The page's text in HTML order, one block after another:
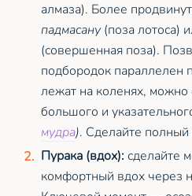
алмаза). Более
падмасану(поза лотоса)
(совершенная поза).
подбородок параллелен
лежат на коленях, можно
большого и
мудра). Сделайте
Пурака (вдох):сделайте
комфортный вдох через